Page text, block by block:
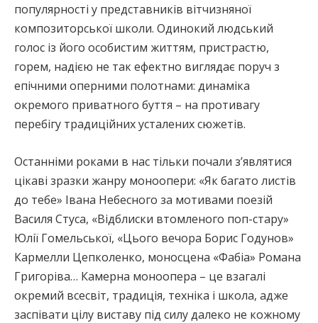
популярності у представників вітчизняної
композиторської школи. Одинокий людський
голос із його особистим життям, пристрастю,
горем, надією не так ефектно виглядає поруч з
епічними оперними полотнами: динаміка
окремого приватного буття – на противагу
перебігу традиційних усталених сюжетів.
Останніми роками в нас тільки почали з’являтися
цікаві зразки жанру моноопери: «Як багато листів
до тебе» Івана Небесного за мотивами поезій
Василя Стуса, «Відблиски втомленого поп-стару»
Юлії Гомельської, «Цього вечора Борис Годунов»
Кармелли Цепколенко, моносцена «Фабіа» Романа
Григоріва… Камерна моноопера – це взагалі
окремий всесвіт, традиція, техніка і школа, адже
заспівати цілу виставу під силу далеко не кожному